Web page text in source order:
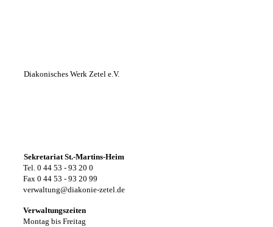
Diakonisches Werk Zetel e.V.
Sekretariat St.-Martins-Heim
Tel. 0 44 53 - 93 20 0
Fax 0 44 53 - 93 20 99
verwaltung@diakonie-zetel.de
Verwaltungszeiten
Montag bis Freitag